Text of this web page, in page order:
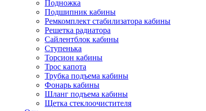
Подножка
Подшипник кабины
Ремкомплект стабилизатора кабины
Решетка радиатора
Сайлентблок кабины
Ступенька
Торсион кабины
Трос капота
Трубка подъема кабины
Фонарь кабины
Шланг подъема кабины
Щетка стеклоочистителя